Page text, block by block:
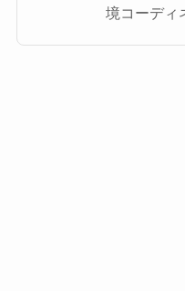
境コーディ